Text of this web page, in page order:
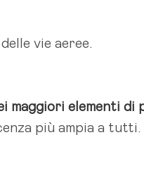
vie aeree.
maggiori elementi di
più ampia a tutti.